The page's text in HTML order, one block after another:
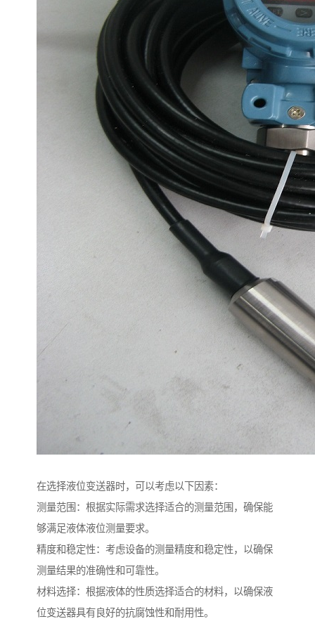
在选择液位变送器时，可以考虑以下因素：
测量范围：根据实际需求选择适合的测量范围，确保能
够满足液体液位测量要求。
精度和稳定性：考虑设备的测量精度和稳定性，以确保
测量结果的准确性和可靠性。
材料选择：根据液体的性质选择适合的材料，以确保液
位变送器具有良好的抗腐蚀性和耐用性。